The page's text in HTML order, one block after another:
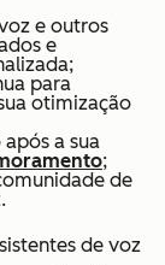
e outros
e
para
otimização
a sua
;
de
de voz